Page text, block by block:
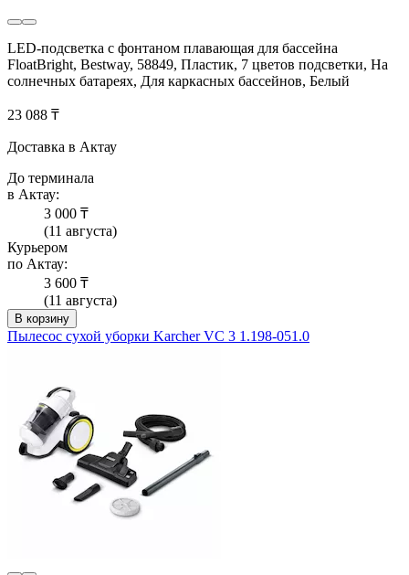
LED-подсветка с фонтаном плавающая для бассейна
FloatBright, Bestway, 58849, Пластик, 7 цветов подсветки, На
солнечных батареях, Для каркасных бассейнов, Белый
23 088 ₸
Доставка в Актау
До терминала
в Актау:
3 000 ₸
(11 августа)
Курьером
по Актау:
3 600 ₸
(11 августа)
В корзину
Пылесос сухой уборки Karcher VC 3 1.198-051.0